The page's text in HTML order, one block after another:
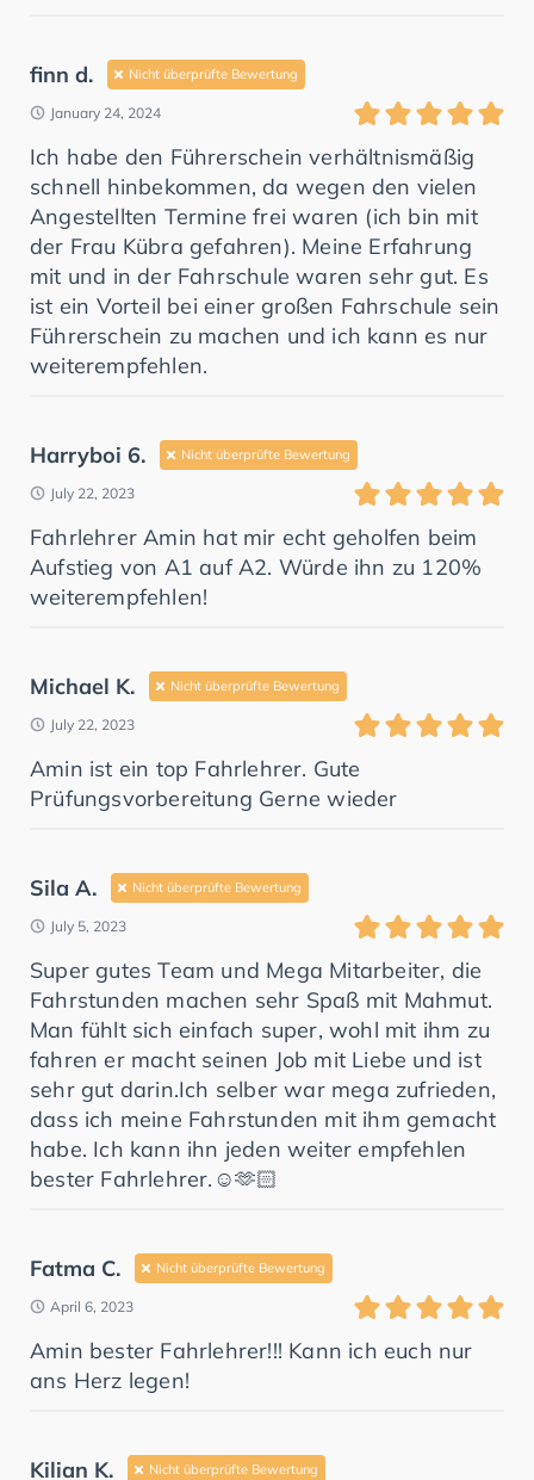
finn d. Nicht überprüfte Bewertung
January 24, 2024
Ich habe den Führerschein verhältnismäßig
schnell hinbekommen, da wegen den vielen
Angestellten Termine frei waren (ich bin mit
der Frau Kübra gefahren). Meine Erfahrung
mit und in der Fahrschule waren sehr gut. Es
ist ein Vorteil bei einer großen Fahrschule sein
Führerschein zu machen und ich kann es nur
weiterempfehlen.
Harryboi 6. Nicht überprüfte Bewertung
July 22, 2023
Fahrlehrer Amin hat mir echt geholfen beim
Aufstieg von A1 auf A2. Würde ihn zu 120%
weiterempfehlen!
Michael K. Nicht überprüfte Bewertung
July 22, 2023
Amin ist ein top Fahrlehrer. Gute
Prüfungsvorbereitung Gerne wieder
Sila A. Nicht überprüfte Bewertung
July 5, 2023
Super gutes Team und Mega Mitarbeiter, die
Fahrstunden machen sehr Spaß mit Mahmut.
Man fühlt sich einfach super, wohl mit ihm zu
fahren er macht seinen Job mit Liebe und ist
sehr gut darin.Ich selber war mega zufrieden,
dass ich meine Fahrstunden mit ihm gemacht
habe. Ich kann ihn jeden weiter empfehlen
bester Fahrlehrer.☺️🫶🏻
Fatma C. Nicht überprüfte Bewertung
April 6, 2023
Amin bester Fahrlehrer!!! Kann ich euch nur
ans Herz legen!
Kilian K. Nicht überprüfte Bewertung